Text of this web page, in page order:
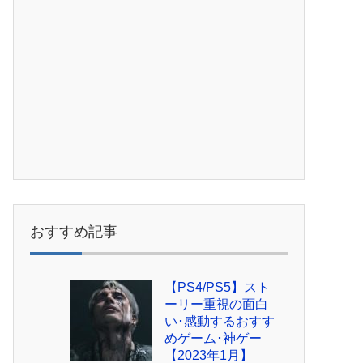
おすすめ記事
【PS4/PS5】スト
ーリー重視の面白
い･感動するおすす
めゲーム･神ゲー
【2023年1月】